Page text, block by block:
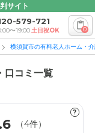
サイト
579-721
〜19:00土日祝OK 0
横須賀市の有料老人ホーム・
口コミ一覧
?
（4件）